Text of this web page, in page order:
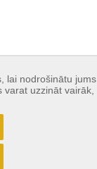
lai nodrošinātu
varat uzzināt